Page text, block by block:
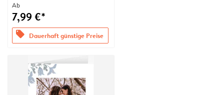
Ab
7,99 €*
offers Dauerhaft günstige Preise